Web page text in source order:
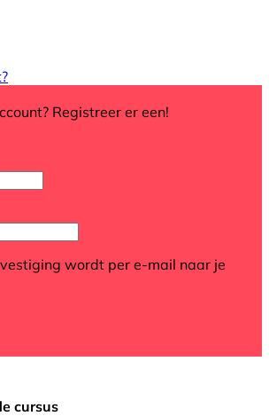
Registreer er een!
wordt per e-mail naar je
cursus